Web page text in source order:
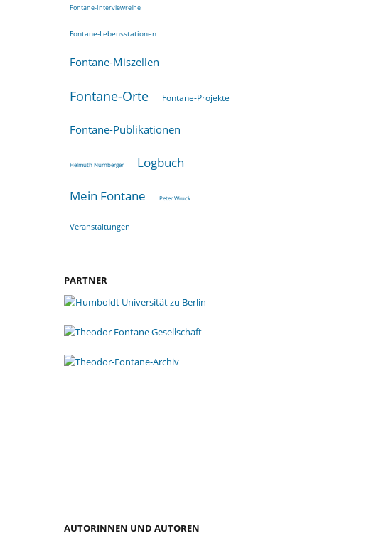
Fontane-Interviewreihe
Fontane-Lebensstationen
Fontane-Miszellen
Fontane-Orte Fontane-Projekte
Fontane-Publikationen
Helmuth Nürnberger Logbuch
Mein Fontane Peter Wruck
Veranstaltungen
PARTNER
AUTORINNEN UND AUTOREN